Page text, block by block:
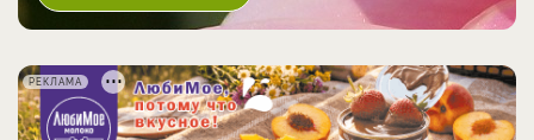
РЕКЛАМА